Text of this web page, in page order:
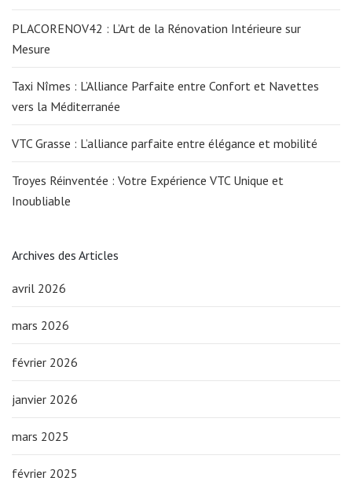
PLACORENOV42 : L’Art de la Rénovation Intérieure sur
Mesure
Taxi Nîmes : L’Alliance Parfaite entre Confort et Navettes
vers la Méditerranée
VTC Grasse : L’alliance parfaite entre élégance et mobilité
Troyes Réinventée : Votre Expérience VTC Unique et
Inoubliable
Archives des Articles
avril 2026
mars 2026
février 2026
janvier 2026
mars 2025
février 2025